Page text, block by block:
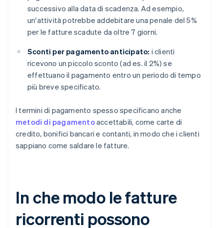
successivo alla data di scadenza. Ad esempio,
un'attività potrebbe addebitare una penale del 5%
per le fatture scadute da oltre 7 giorni.
Sconti per pagamento anticipato: i clienti
ricevono un piccolo sconto (ad es. il 2%) se
effettuano il pagamento entro un periodo di tempo
più breve specificato.
I termini di pagamento spesso specificano anche
metodi di pagamentoaccettabili, come carte di
credito, bonifici bancari e contanti, in modo che i clienti
sappiano come saldare le fatture.
In che modo le fatture
ricorrenti possono